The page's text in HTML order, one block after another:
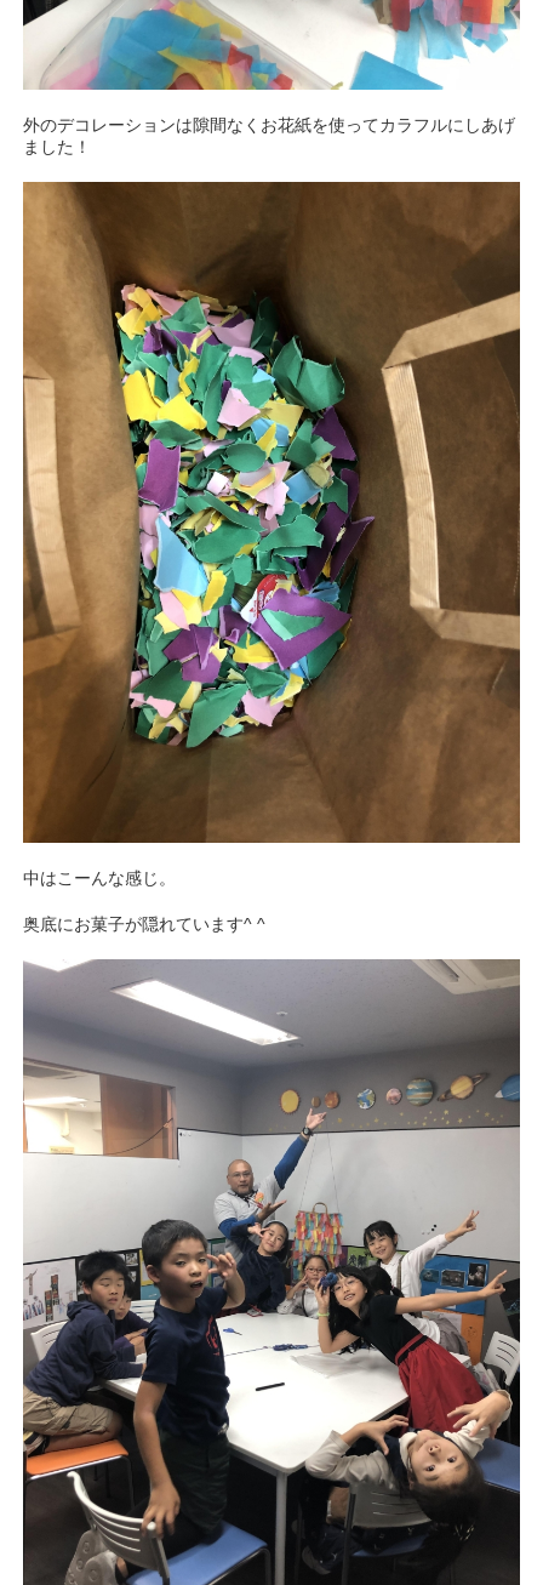
外のデコレーションは隙間なくお花紙を使ってカラフルにしあげ
ました！
中はこーんな感じ。
奥底にお菓子が隠れています^ ^